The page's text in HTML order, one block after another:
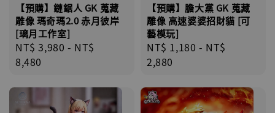
加入購物車
【預購】鏈鋸人 GK 蒐藏
雕像 瑪奇瑪2.0 赤月彼岸
[璃月工作室]
Regular
price
NT$ 3,980 - NT$
8,480
【預購】膽大黨 GK 蒐藏
雕像 高速婆婆招財貓 [可
藝模玩]
Regular
price
NT$ 1,180 - NT$
2,880